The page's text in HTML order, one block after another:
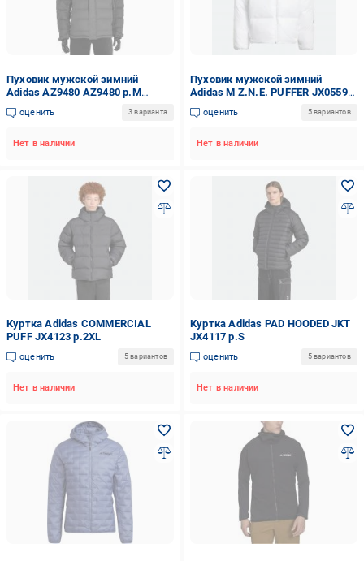
Пуховик мужской зимний
Adidas AZ9480 AZ9480 р.M
черный
оценить 3 варианта
Нет в наличии
Пуховик мужской зимний
Adidas M Z.N.E. PUFFER JX0559
р.L белый
оценить 5 вариантов
Нет в наличии
Куртка Adidas COMMERCIAL
PUFF JX4123 р.2XL
оценить 5 вариантов
Нет в наличии
Куртка Adidas PAD HOODED JKT
JX4117 р.S
оценить 5 вариантов
Нет в наличии